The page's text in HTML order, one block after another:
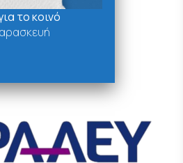
το κοινό